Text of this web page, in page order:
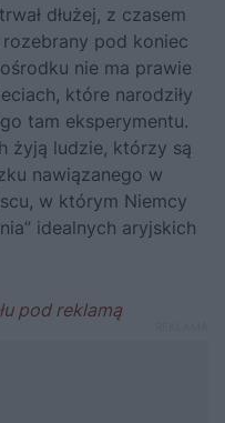
dłużej, z czasem
rozebrany pod koniec
nie ma prawie
które narodziły
tam eksperymentu.
żyją ludzie, którzy są
nawiązanego w
w którym Niemcy
idealnych aryjskich